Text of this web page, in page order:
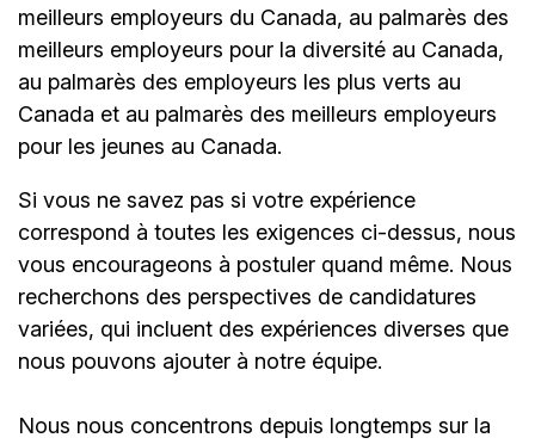
meilleurs employeurs du Canada, au palmarès des
meilleurs employeurs pour la diversité au Canada,
au palmarès des employeurs les plus verts au
Canada et au palmarès des meilleurs employeurs
pour les jeunes au Canada.
Si vous ne savez pas si votre expérience
correspond à toutes les exigences ci-dessus, nous
vous encourageons à postuler quand même. Nous
recherchons des perspectives de candidatures
variées, qui incluent des expériences diverses que
nous pouvons ajouter à notre équipe.
Nous nous concentrons depuis longtemps sur la